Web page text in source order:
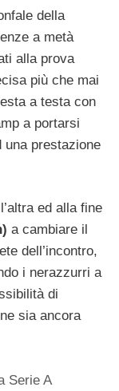
della
a metà
alla prova
più che mai
a testa con
a portarsi
una prestazione
ed alla fine
a cambiare il
dell’incontro,
i nerazzurri a
di
sia ancora
Serie A